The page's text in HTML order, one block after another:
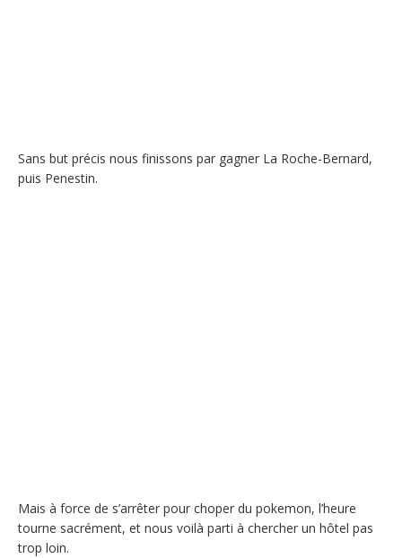
Sans but précis nous finissons par gagner La Roche-Bernard,
puis Penestin.
Mais à force de s’arrêter pour choper du pokemon, l’heure
tourne sacrément, et nous voilà parti à chercher un hôtel pas
trop loin.